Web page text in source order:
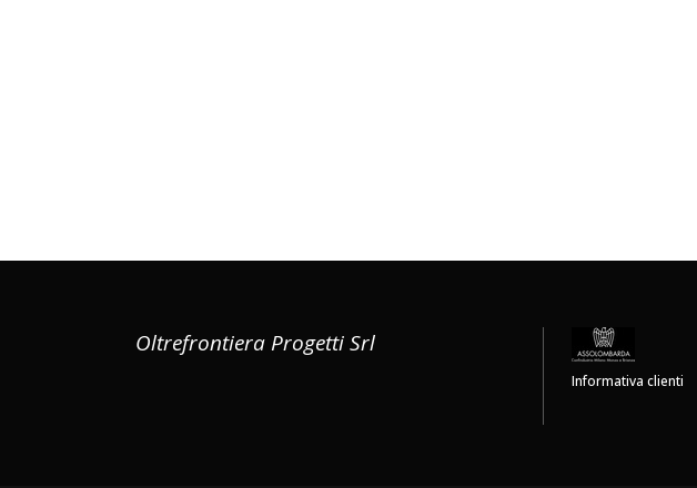
Oltrefrontiera Progetti Srl
Informativa clienti